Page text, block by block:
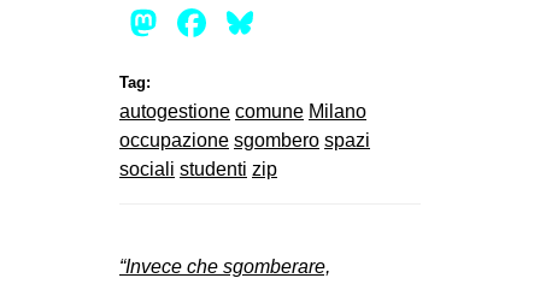
Mastodon
Facebook
Tag:
autogestione comune Milano
occupazione sgombero spazi
sociali studenti zip
“Invece che sgomberare,